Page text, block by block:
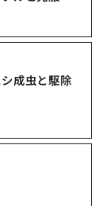
成虫と駆除